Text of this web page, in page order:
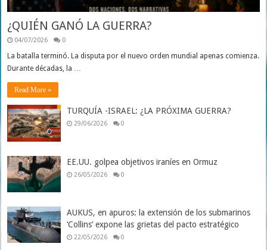
¿QUIÉN GANÓ LA GUERRA?
04/07/2026 0
La batalla terminó. La disputa por el nuevo orden mundial apenas comienza.
Durante décadas, la …
Read More »
TURQUÍA -ISRAEL: ¿LA PRÓXIMA GUERRA?
29/06/2026 0
EE.UU. golpea objetivos iraníes en Ormuz
26/05/2026 0
AUKUS, en apuros: la extensión de los submarinos
‘Collins’ expone las grietas del pacto estratégico
22/05/2026 0